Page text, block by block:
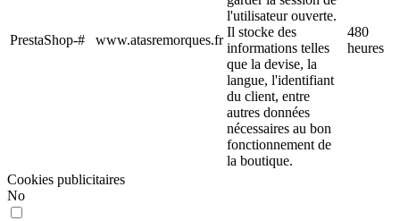
PrestaShop-# www.atasremorques.fr
l'utilisateur ouverte.
Il stocke des
informations telles
que la devise, la
langue, l'identifiant
du client, entre
autres données
nécessaires au bon
fonctionnement de
la boutique.
480
heures
Cookies publicitaires
No